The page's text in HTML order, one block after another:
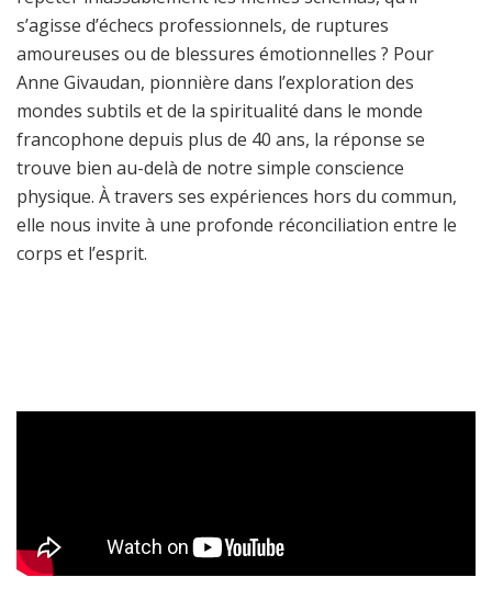
s’agisse d’échecs professionnels, de ruptures
amoureuses ou de blessures émotionnelles ? Pour
Anne Givaudan, pionnière dans l’exploration des
mondes subtils et de la spiritualité dans le monde
francophone depuis plus de 40 ans, la réponse se
trouve bien au-delà de notre simple conscience
physique. À travers ses expériences hors du commun,
elle nous invite à une profonde réconciliation entre le
corps et l’esprit.